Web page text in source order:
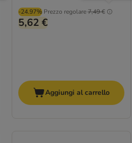
-24.97% Prezzo regolare7,49 €
5,62 €
Aggiungi al carrello